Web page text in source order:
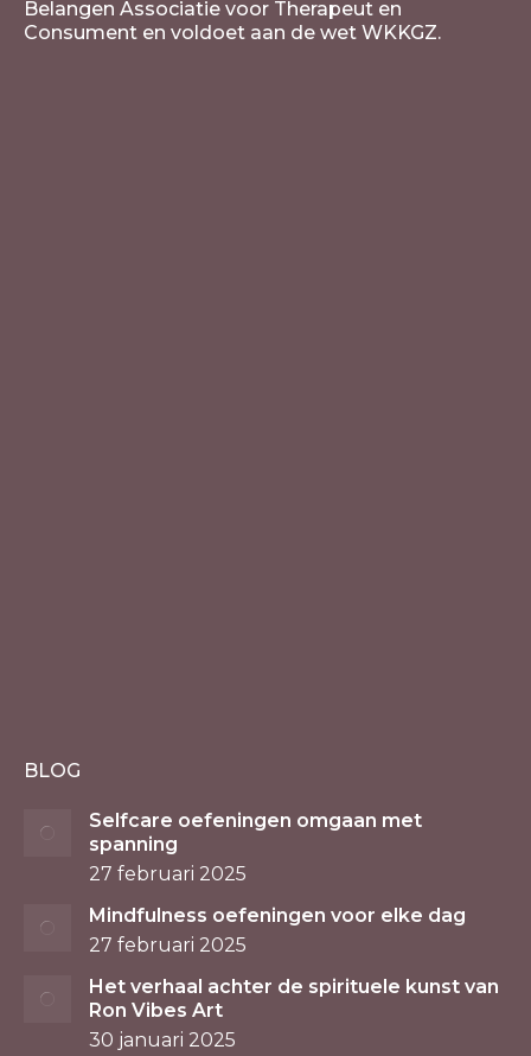
Belangen Associatie voor Therapeut en
Consument en voldoet aan de wet WKKGZ.
BLOG
Selfcare oefeningen omgaan met
spanning
27 februari 2025
Mindfulness oefeningen voor elke dag
27 februari 2025
Het verhaal achter de spirituele kunst van
Ron Vibes Art
30 januari 2025